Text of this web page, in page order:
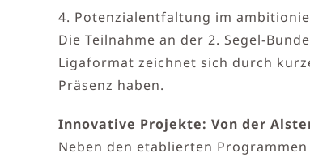
4. Potenzialentfaltung im
Die Teilnahme an der 2. Segel-
Ligaformat zeichnet sich durch
Präsenz haben.
Innovative Projekte: Von der
Neben den etablierten